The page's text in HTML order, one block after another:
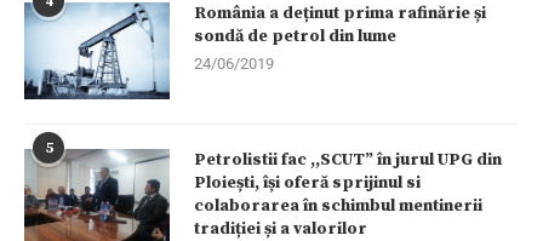
România a deținut prima rafinărie și
sondă de petrol din lume
24/06/2019
5
Petrolistii fac ,,SCUT” în jurul UPG din
Ploiești, își oferă sprijinul si
colaborarea în schimbul mentinerii
tradiției și a valorilor